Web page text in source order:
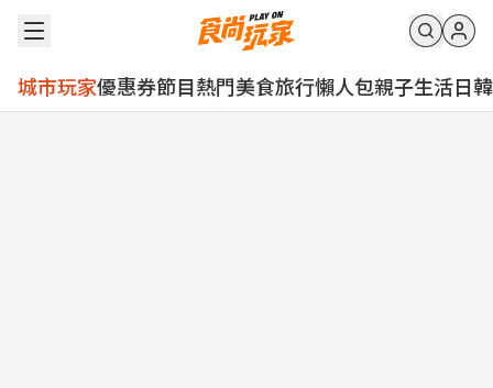
城市玩家優惠券節目熱門美食旅行懶人包親子生活日韓